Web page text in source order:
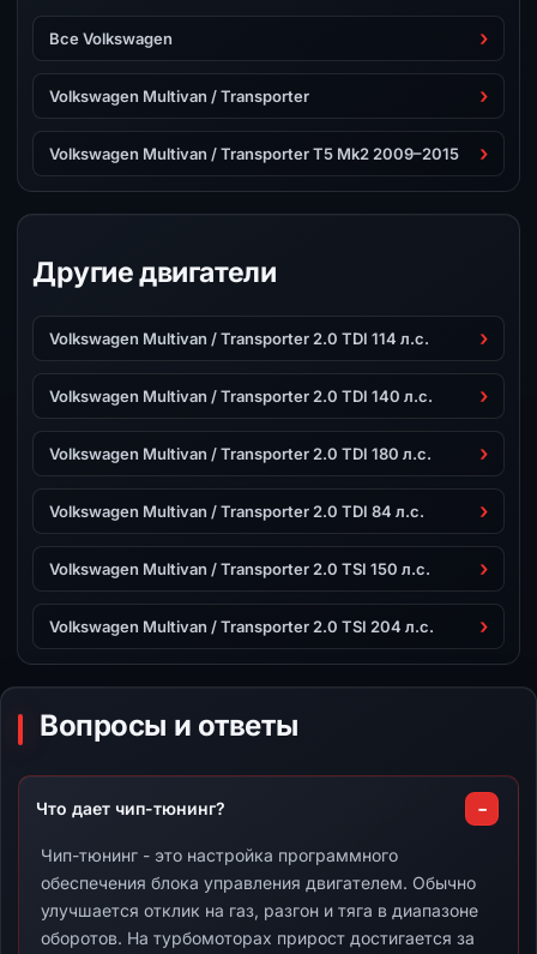
Все Volkswagen
Volkswagen Multivan / Transporter
Volkswagen Multivan / Transporter T5 Mk2 2009–2015
Другие двигатели
Volkswagen Multivan / Transporter 2.0 TDI 114 л.с.
Volkswagen Multivan / Transporter 2.0 TDI 140 л.с.
Volkswagen Multivan / Transporter 2.0 TDI 180 л.с.
Volkswagen Multivan / Transporter 2.0 TDI 84 л.с.
Volkswagen Multivan / Transporter 2.0 TSI 150 л.с.
Volkswagen Multivan / Transporter 2.0 TSI 204 л.с.
Вопросы и ответы
Что дает чип-тюнинг?
Чип-тюнинг - это настройка программного
обеспечения блока управления двигателем. Обычно
улучшается отклик на газ, разгон и тяга в диапазоне
оборотов. На турбомоторах прирост достигается за